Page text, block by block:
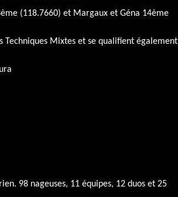
(118.7660) et Margaux et Géna 14ème
Techniques Mixtes et se qualifient également
98 nageuses, 11 équipes, 12 duos et 25